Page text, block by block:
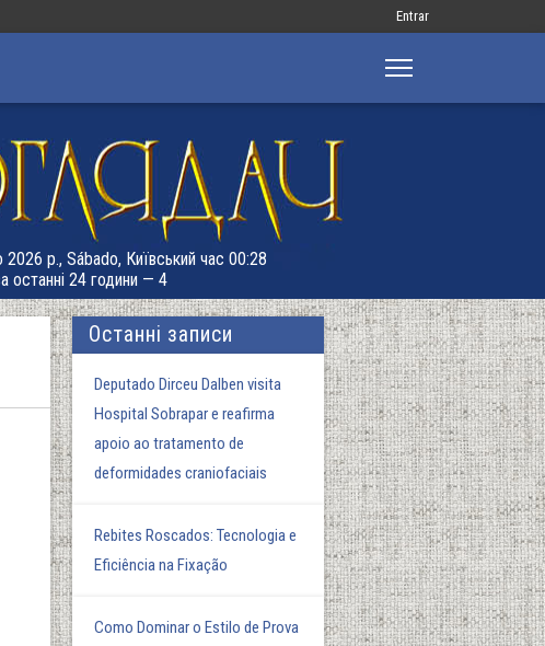
Меню
запису
Entrar
р., Sábado, Київський час 00:28
останні 24 години — 4
Останні записи
Deputado Dirceu Dalben visita
Hospital Sobrapar e reafirma
apoio ao tratamento de
deformidades craniofaciais
Rebites Roscados: Tecnologia e
Eficiência na Fixação
Como Dominar o Estilo de Prova